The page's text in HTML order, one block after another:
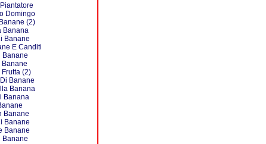
Domingo
(2)
Banana
Banane
E Canditi
Banane
Banane
Frutta (2)
Banane
Banana
Banana
Banane
Banane
Banane
Banane